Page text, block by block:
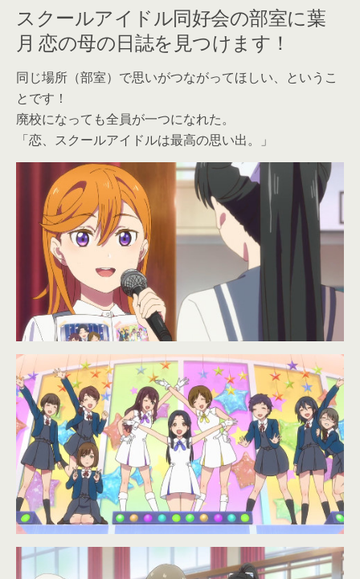
スクールアイドル同好会の部室に葉
月 恋の母の日誌を見つけます！
同じ場所（部室）で思いがつながってほしい、というこ
とです！
廃校になっても全員が一つになれた。
「恋、スクールアイドルは最高の思い出。」